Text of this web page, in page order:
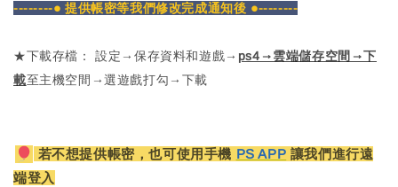
--------● 提供帳密等我們修改完成通知後 ●--------
★下載存檔： 設定→保存資料和遊戲→ ps4→雲端儲存空間→下
載至主機空間→選遊戲打勾→下載
若不想提供帳密，也可使用手機 PS APP 讓我們進行遠
端登入